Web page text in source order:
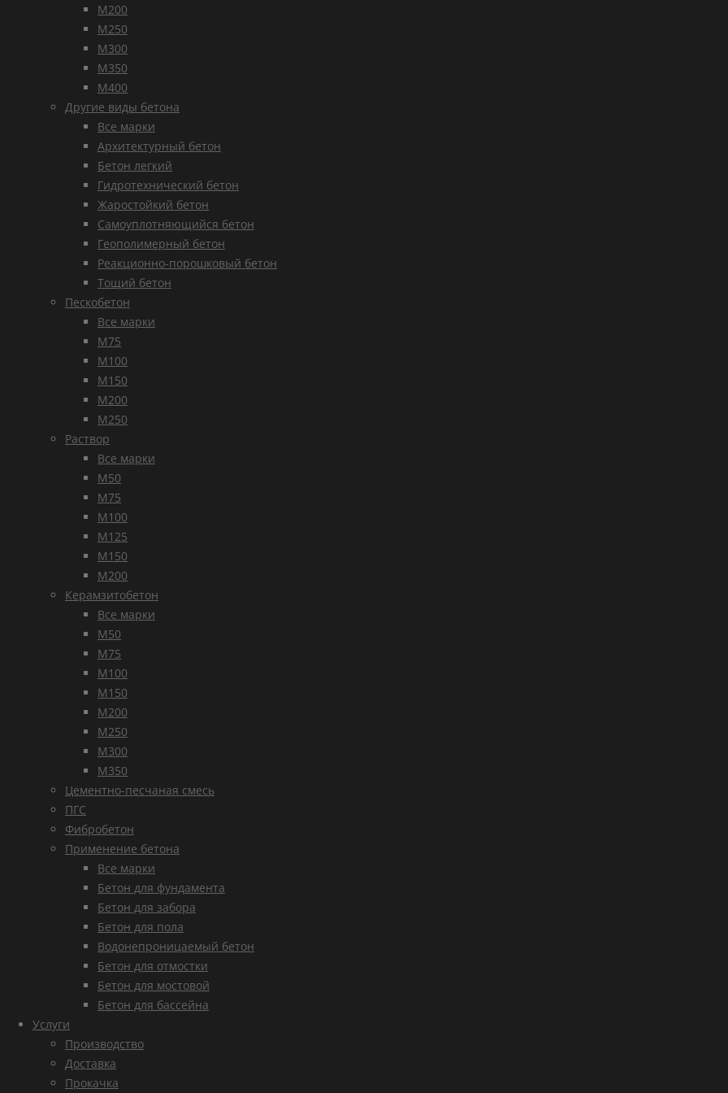
М200
М250
М300
М350
М400
Другие виды бетона
Все марки
Архитектурный бетон
Бетон легкий
Гидротехнический бетон
Жаростойкий бетон
Самоуплотняющийся бетон
Геополимерный бетон
Реакционно-порошковый бетон
Тощий бетон
Пескобетон
Все марки
М75
М100
М150
М200
М250
Раствор
Все марки
М50
М75
М100
М125
М150
М200
Керамзитобетон
Все марки
М50
М75
М100
М150
М200
М250
М300
М350
Цементно-песчаная смесь
ПГС
Фибробетон
Применение бетона
Все марки
Бетон для фундамента
Бетон для забора
Бетон для пола
Водонепроницаемый бетон
Бетон для отмостки
Бетон для мостовой
Бетон для бассейна
Услуги
Производство
Доставка
Прокачка